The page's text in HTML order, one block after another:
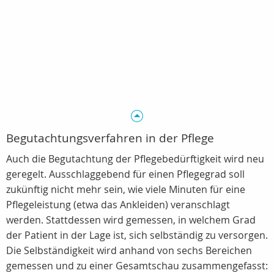
Begutachtungsverfahren in der Pflege
Auch die Begutachtung der Pflegebedürftigkeit wird neu
geregelt. Ausschlaggebend für einen Pflegegrad soll
zukünftig nicht mehr sein, wie viele Minuten für eine
Pflegeleistung (etwa das Ankleiden) veranschlagt
werden. Stattdessen wird gemessen, in welchem Grad
der Patient in der Lage ist, sich selbständig zu versorgen.
Die Selbständigkeit wird anhand von sechs Bereichen
gemessen und zu einer Gesamtschau zusammengefasst: